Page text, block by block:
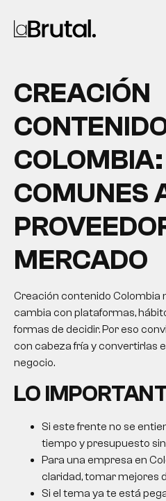
CREACIÓN
COLOMBIA:
COMUNES
MERCADO
Creación contenido Colombia
cambia con plataformas,
formas de decidir. Por eso
con cabeza fría y convertirlas
negocio.
LO
Si este frente no se
tiempo y presupuesto
Para una empresa en
claridad, tomar mejores
Si el tema ya te está